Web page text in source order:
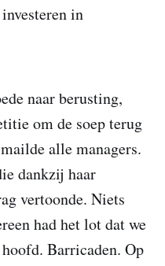
in
naar berusting,
om de soep terug
alle managers.
dankzij haar
vertoonde. Niets
had het lot dat we
Barricaden. Op